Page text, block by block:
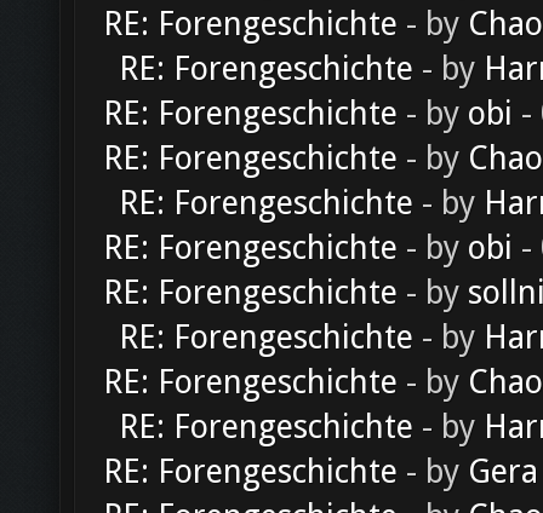
RE: Forengeschichte - by
RE: Forengeschichte - by
RE: Forengeschichte - by obi -
RE: Forengeschichte - by
RE: Forengeschichte - by
RE: Forengeschichte - by obi -
RE: Forengeschichte - by
RE: Forengeschichte - by
RE: Forengeschichte - by
RE: Forengeschichte - by
RE: Forengeschichte - by Gera